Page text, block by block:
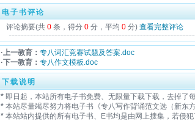
电子书评论
评论摘要(共 0 条，得分 0 分，平均 0 分) 查看完整评论
·上一教育： 专八词汇竞赛试题及答案.doc
·下一教育： 专八作文模板.doc
下载说明
* 即日起，本站所有电子书免费、无限量下载下载，去掉了
* 本站尽量竭尽努力将电子书《专八写作背诵范文选（新东
* 本站站内提供的所有电子书、E书均是由网上搜集，若侵犯